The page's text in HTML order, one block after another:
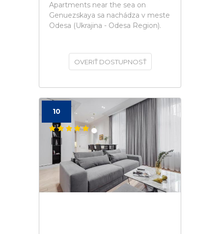
Apartments near the sea on
Genuezskaya sa nachádza v meste
Odesa (Ukrajina - Odesa Region).
OVERIŤ DOSTUPNOSŤ
10